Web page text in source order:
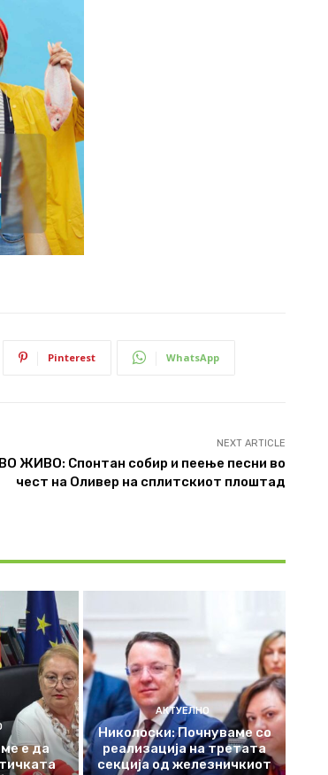
Pinterest WhatsApp
NEXT ARTICLE
ВО ЖИВО: Спонтан собир и пеење песни во
чест на Оливер на сплитскиот плоштад
е да
АКТУЕЛНО
Николоски: Почнуваме со
реализација на третата
секција од железничкиот